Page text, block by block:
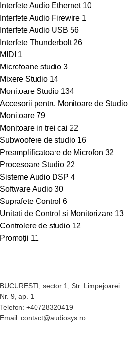
Interfete Audio Ethernet 10
Interfete Audio Firewire 1
Interfete Audio USB 56
Interfete Thunderbolt 26
MIDI 1
Microfoane studio 3
Mixere Studio 14
Monitoare Studio 134
Accesorii pentru Monitoare de Studio
Monitoare 79
Monitoare in trei cai 22
Subwoofere de studio 16
Preamplificatoare de Microfon 32
Procesoare Studio 22
Sisteme Audio DSP 4
Software Audio 30
Suprafete Control 6
Unitati de Control si Monitorizare 13
Controlere de studio 12
Promoții 11
BUCURESTI, sector 1, Str. Limpejoarei
Nr. 9, ap. 1
Telefon: +40728320419
Email: contact@audiosys.ro